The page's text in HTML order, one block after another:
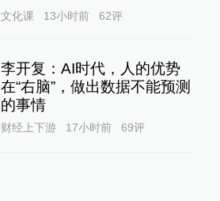
文化课 13小时前 62评
李开复：AI时代，人的优势
在“右脑”，做出数据不能预测
的事情
财经上下游 17小时前 69评